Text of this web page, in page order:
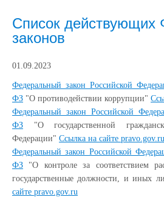
Список действующих
законов
01.09.2023
Федеральный закон Российской
ФЗ "О противодействии коррупции"
Федеральный закон Российской
ФЗ "О государственной
Федерации" Ссылка на сайте pravo.gov.ru
Федеральный закон Российской
ФЗ "О контроле за соответствием
государственные должности, и иных
сайте pravo.gov.ru